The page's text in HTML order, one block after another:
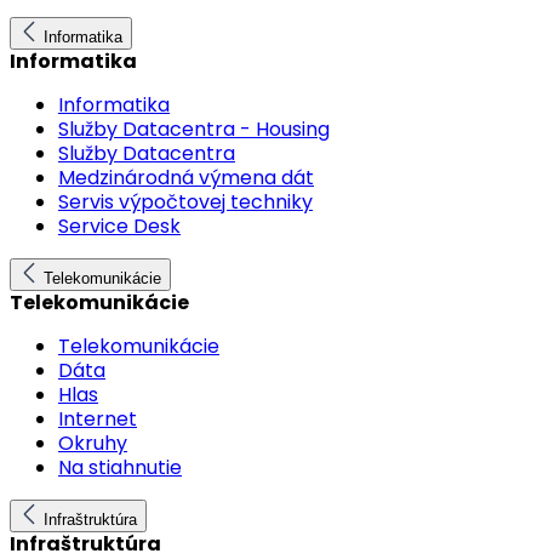
Informatika
Informatika
Informatika
Služby Datacentra - Housing
Služby Datacentra
Medzinárodná výmena dát
Servis výpočtovej techniky
Service Desk
Telekomunikácie
Telekomunikácie
Telekomunikácie
Dáta
Hlas
Internet
Okruhy
Na stiahnutie
Infraštruktúra
Infraštruktúra